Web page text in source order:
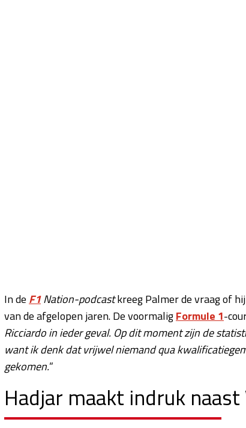
In de F1Nation-podcastkreeg Palmer de vraag of
van de afgelopen jaren. De voormaligFormule 1-
Ricciardo in ieder geval. Op dit moment zijn de
want ik denk dat vrijwel niemand qua
gekomen.”
Hadjar maakt indruk